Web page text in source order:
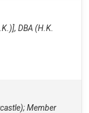
DBA (H.K.
Member